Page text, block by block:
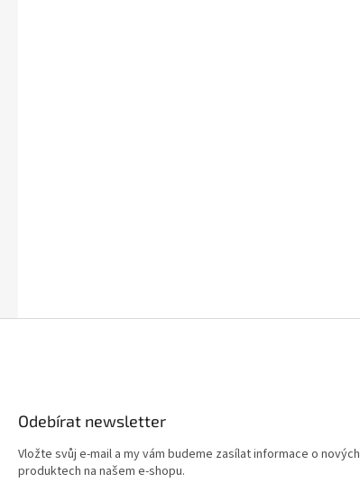
Odebírat newsletter
Vložte svůj e-mail a my vám budeme zasílat informace o nových
produktech na našem e-shopu.